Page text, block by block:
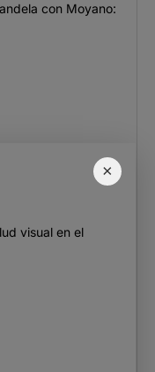
×
con Moyano:
visual en el